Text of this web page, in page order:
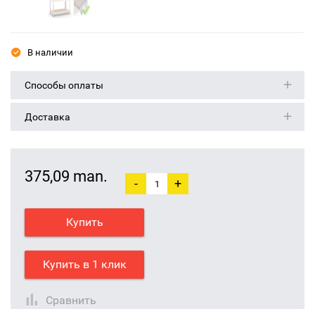
В наличии
Способы оплаты
Доставка
375,09 man. - +
Купить
Купить в 1 клик
Сравнить